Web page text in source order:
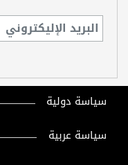
سياسة دولية
سياسة عربية